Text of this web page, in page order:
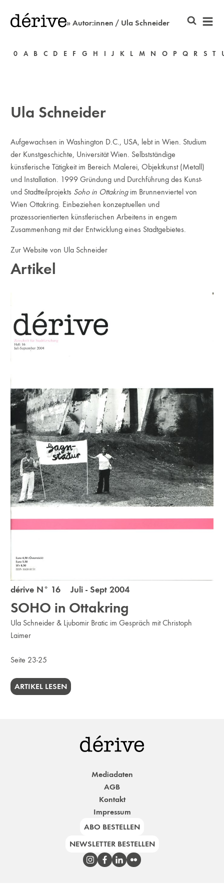
» Autor:innen / Ula Schneider
0 A B C D E F G H I J K L M N O P Q R S T
Ula Schneider
Aufgewachsen in Washington D.C., USA, lebt in Wien. Studium
der Kunstgeschichte, Universität Wien. Selbstständige
künstlerische Tätigkeit im Bereich Malerei, Objektkunst (Metall)
und Installation. 1999 Gründung und Durchführung des Kunst-
und Stadtteilprojekts Soho in Ottakringim Brunnenviertel von
Wien Ottakring. Einbeziehen konzeptuellen und
prozessorientierten künstlerischen Arbeitens in engem
Zusammenhang mit der Entwicklung eines Stadtgebietes.
Zur Website von Ula Schneider
Artikel
dérive N° 16 Juli - Sept 2004
SOHO in Ottakring
Ula Schneider & Ljubomir Bratic im Gespräch mit Christoph
Laimer
Seite 23-25
ARTIKEL LESEN
Mediadaten
AGB
Kontakt
Impressum
ABO BESTELLEN
NEWSLETTER BESTELLEN